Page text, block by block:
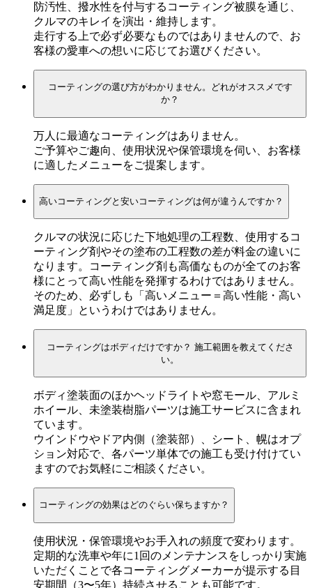
防汚性、撥水性を付与するコーティング被膜を通じ、
クルマのキレイを演出・維持します。
走行する上で必ず必要なものではありませんので、お
客様の愛車への想いに応じてお選びください。
コーティングの選び方がわかりません。どれがオススメです
か？
万人に最適なコーティングはありません。
ご予算やご趣向、使用状況や保管環境を伺い、お客様
に適したメニューをご提案します。
高いコーティングと安いコーティングは何が違うんですか？
クルマの状況に応じた下地処理の工程数、使用するコ
ーティング剤やその塗布の工程数の差が料金の違いに
なります。コーティング剤も高価なものが全てのお客
様にとって高い性能を発揮するわけではありません。
そのため、必ずしも「高いメニュー＝高い性能・高い
満足度」というわけではありません。
コーティングはボディだけですか？ 施工範囲を教えてくださ
い。
ボディ塗装面のほかヘッドライトや窓モール、アルミ
ホイール、未塗装樹脂パーツは施工サービスに含まれ
ています。
ウインドウやドア内側（塗装部）、シート、幌はオプ
ション対応で、各パーツ単体での施工も受け付けてい
ますのでお気軽にご相談ください。
コーティングの効果はどのぐらい保ちますか？
使用状況・保管環境やお手入れの頻度で変わります。
定期的な洗車や年に1回のメンテナンスをしっかり実施
いただくことで各コーティングメーカーが提示する目
安期間（3〜5年）持続させることも可能です。